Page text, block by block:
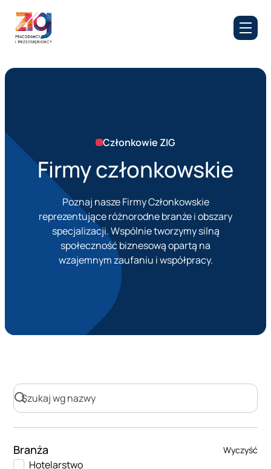
Członkowie ZIG
Firmy członkowskie
Poznaj nasze Firmy Członkowskie
reprezentujące różnorodne branże i obszary
specjalizacji. Wspólnie tworzymy silną
społeczność biznesową opartą na
wzajemnym zaufaniu i współpracy.
Branża Wyczyść
Hotelarstwo